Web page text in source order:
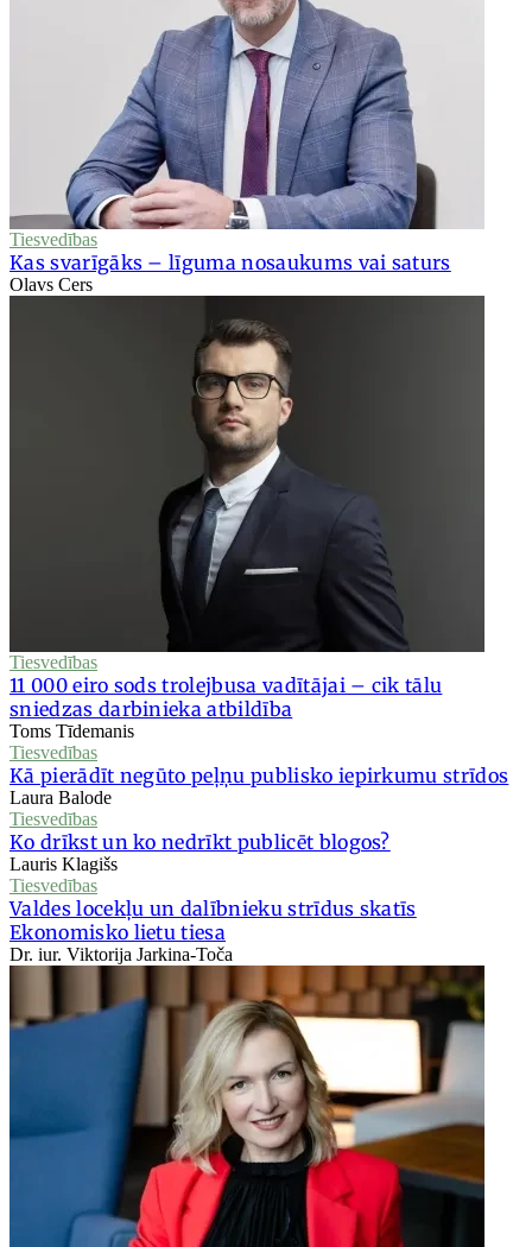
Tiesvedības
Kas svarīgāks – līguma nosaukums vai saturs
Olavs Cers
Tiesvedības
11 000 eiro sods trolejbusa vadītājai – cik tālu
sniedzas darbinieka atbildība
Toms Tīdemanis
Tiesvedības
Kā pierādīt negūto peļņu publisko iepirkumu strīdos
Laura Balode
Tiesvedības
Ko drīkst un ko nedrīkt publicēt blogos?
Lauris Klagišs
Tiesvedības
Valdes locekļu un dalībnieku strīdus skatīs
Ekonomisko lietu tiesa
Dr. iur. Viktorija Jarkina-Toča